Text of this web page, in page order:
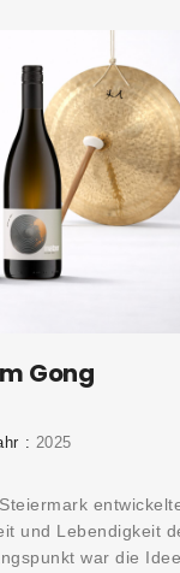
Gong
2025
und Lebendigkeit
war die